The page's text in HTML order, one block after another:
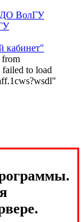
кабинет"
from
to load